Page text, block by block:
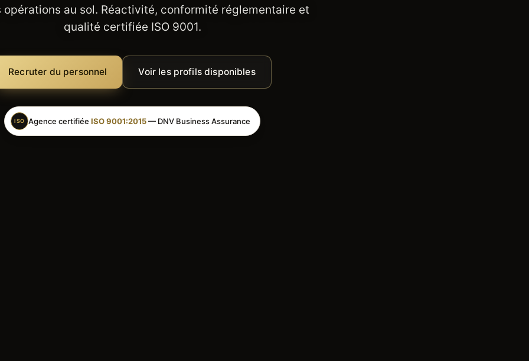
opérations au sol. Réactivité, conformité réglementaire et
qualité certifiée ISO 9001.
Recruter du personnel Voir les profils disponibles
ISO Agence certifiée ISO 9001:2015— DNV Business Assurance